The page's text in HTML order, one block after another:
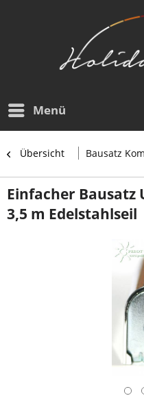
Menü
Übersicht Bausatz
Einfacher
3,5 m Edelstahlseil